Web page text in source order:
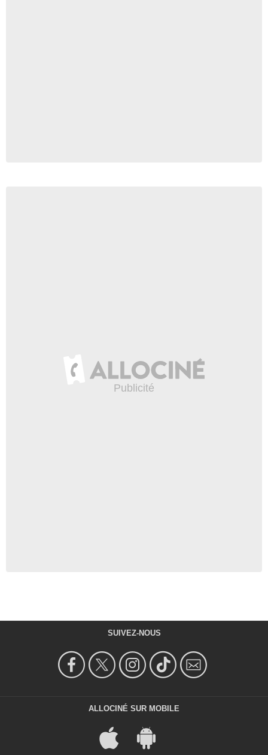
SUIVEZ-NOUS
ALLOCINÉ SUR MOBILE